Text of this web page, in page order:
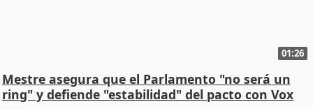
01:26
Mestre asegura que el Parlamento "no será un
ring" y defiende "estabilidad" del pacto con Vox